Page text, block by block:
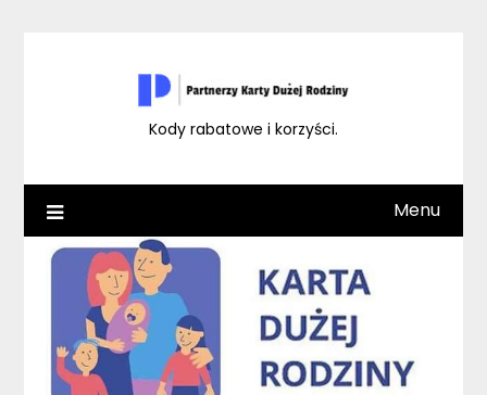
Kody rabatowe i korzyści.
Menu